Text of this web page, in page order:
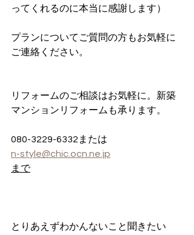
ってくれるのに本当に感謝します）
プランについてご質問の方もお気軽に
ご連絡ください。
リフォームのご相談はお気軽に。新築
マンションリフォームも承ります。
080-3229-6332または
n-style@chic.ocn.ne.jp
まで
とりあえずわかんないこと聞きたい